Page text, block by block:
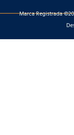
Marca Registrada